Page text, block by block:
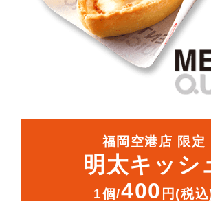
福岡空港店 限定
明太キッシ
1個/400 円(税込